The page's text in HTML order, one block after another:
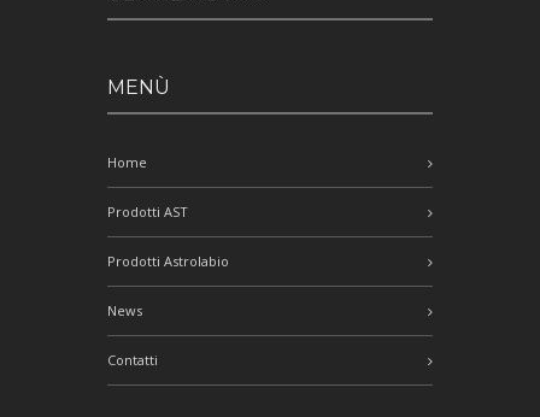
MENÙ
Home
Prodotti AST
Prodotti Astrolabio
News
Contatti